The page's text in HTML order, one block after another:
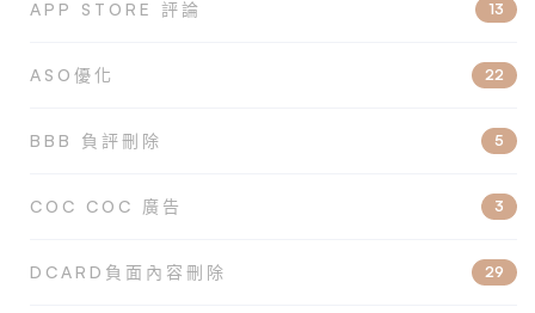
APP STORE 評論 13
ASO優化 22
BBB 負評刪除 5
COC COC 廣告 3
DCARD負面內容刪除 29